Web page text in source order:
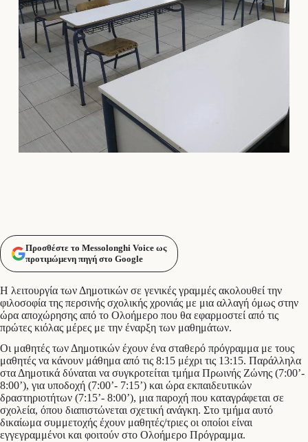
Προσθέστε το Messolonghi Voice ως
προτιμώμενη πηγή στο Google
Η λειτουργία των Δημοτικών σε γενικές γραμμές ακολουθεί την
φιλοσοφία της περσινής σχολικής χρονιάς με μια αλλαγή όμως στην
ώρα αποχώρησης από το Ολοήμερο που θα εφαρμοστεί από τις
πρώτες κιόλας μέρες με την έναρξη των μαθημάτων.
Οι μαθητές των Δημοτικών έχουν ένα σταθερό πρόγραμμα με τους
μαθητές να κάνουν μάθημα από τις 8:15 μέχρι τις 13:15. Παράλληλα
στα Δημοτικά δύναται να συγκροτείται τμήμα Πρωινής Ζώνης (7:00’-
8:00’), για υποδοχή (7:00’- 7:15’) και ώρα εκπαιδευτικών
δραστηριοτήτων (7:15’- 8:00’), μια παροχή που καταγράφεται σε
σχολεία, όπου διαπιστώνεται σχετική ανάγκη. Στο τμήμα αυτό
δικαίωμα συμμετοχής έχουν μαθητές/τριες οι οποίοι είναι
εγγεγραμμένοι και φοιτούν στο Ολοήμερo Πρόγραμμα.